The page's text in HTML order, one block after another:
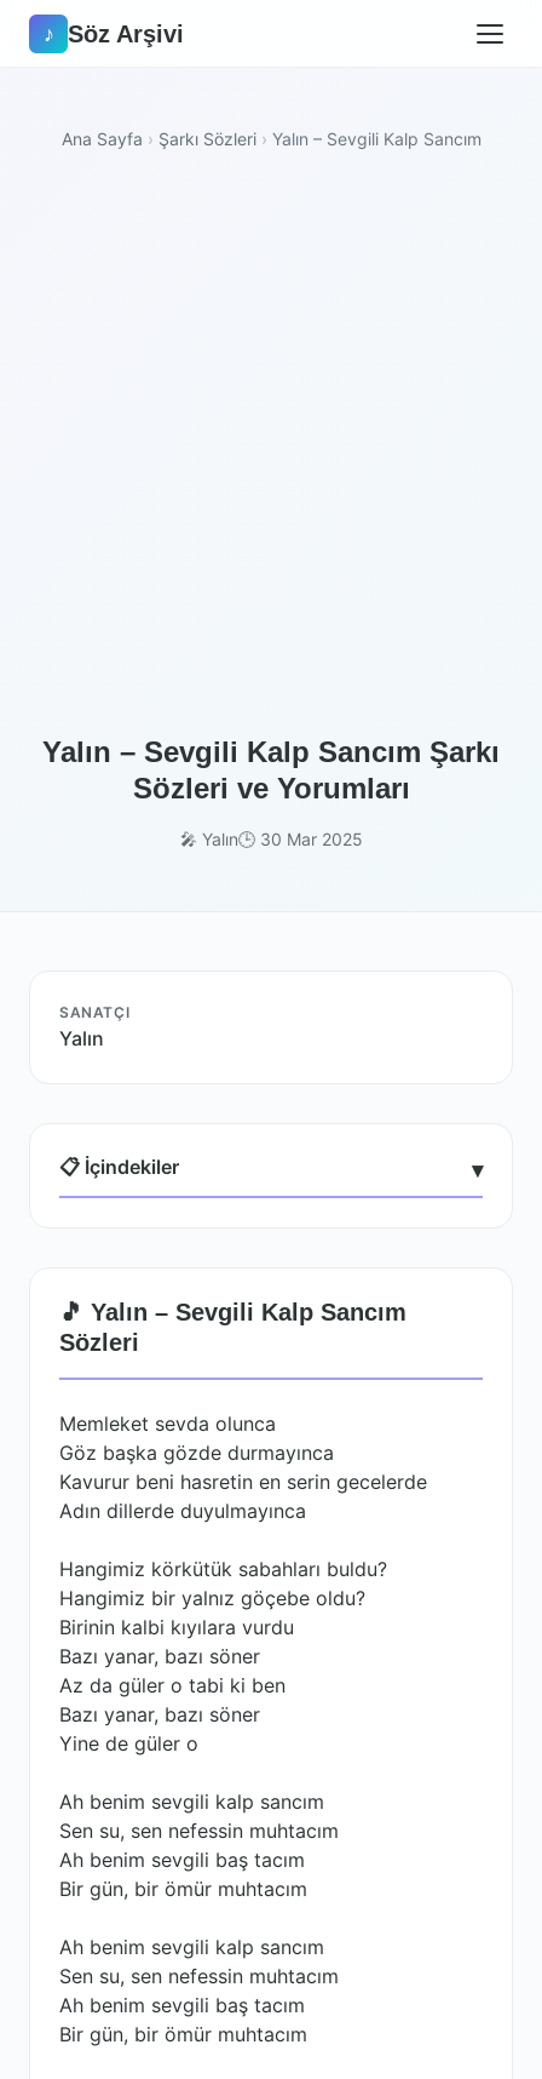
♪ Söz Arşivi
Ana Sayfa › Şarkı Sözleri › Yalın – Sevgili Kalp Sancım
Yalın – Sevgili Kalp Sancım Şarkı
Sözleri ve Yorumları
🎤 Yalın🕒 30 Mar 2025
SANATÇI
Yalın
📋 İçindekiler ▾
🎵 Yalın – Sevgili Kalp Sancım
Sözleri
Memleket sevda olunca
Göz başka gözde durmayınca
Kavurur beni hasretin en serin gecelerde
Adın dillerde duyulmayınca
Hangimiz körkütük sabahları buldu?
Hangimiz bir yalnız göçebe oldu?
Birinin kalbi kıyılara vurdu
Bazı yanar, bazı söner
Az da güler o tabi ki ben
Bazı yanar, bazı söner
Yine de güler o
Ah benim sevgili kalp sancım
Sen su, sen nefessin muhtacım
Ah benim sevgili baş tacım
Bir gün, bir ömür muhtacım
Ah benim sevgili kalp sancım
Sen su, sen nefessin muhtacım
Ah benim sevgili baş tacım
Bir gün, bir ömür muhtacım